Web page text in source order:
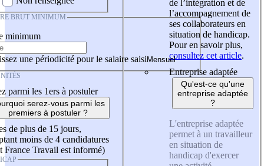
BRUT MINIMUM
minimum
une périodicité pour le salaire saisi
parmi les 1ers à postuler
serez-vous parmi les
premiers à postuler ?
de plus de 15 jours,
moins de 4 candidatures
France Travail est informé)
de l’intégration et de
l’accompagnement de
ses collaborateurs en
situation de handicap.
Pour en savoir plus,
consultez cet article.
Entreprise adaptée
Qu'est-ce qu'une
entreprise adaptée
?
L'entreprise adaptée
permet à un travailleur
en situation de
handicap d'exercer